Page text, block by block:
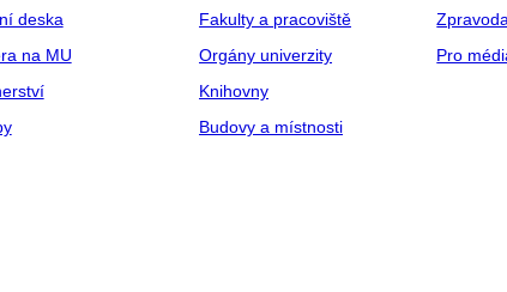
deska
na MU
Fakulty a pracoviště
Orgány univerzity
Knihovny
Budovy a místnosti
Pro